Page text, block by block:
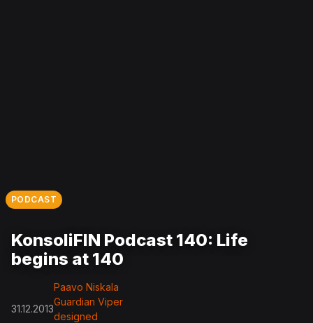
PODCAST
KonsoliFIN Podcast 140: Life
begins at 140
31.12.2013
Paavo Niskala
Guardian Viper
designed